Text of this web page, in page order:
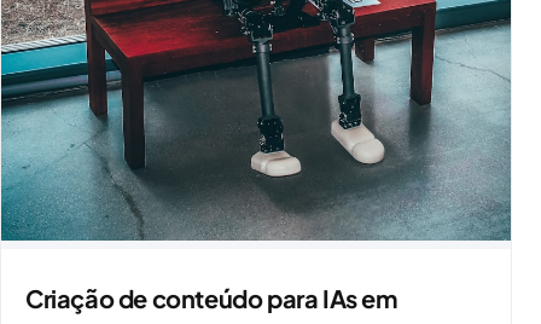
Criação de conteúdo para IAs em